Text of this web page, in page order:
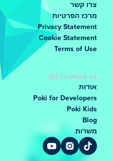
צרו קשר
מרכז הפרטיות
Privacy Statement
Cookie Statement
Terms of Use
GET TO KNOW US
אודות
Poki for Developers
Poki Kids
Blog
משרות